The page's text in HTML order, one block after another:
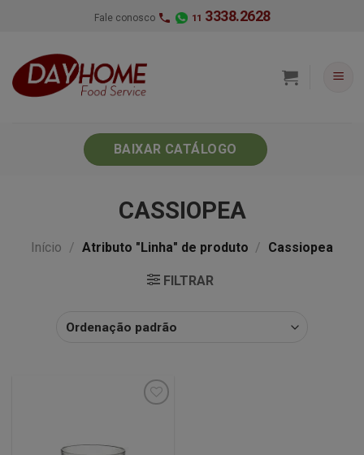
Fale conosco 11 3338.2628
BAIXAR CATÁLOGO
CASSIOPEA
Início / Atributo "Linha" de produto / Cassiopea
FILTRAR
Minha